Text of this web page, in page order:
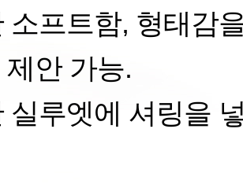
소프트함, 형태감
제안 가능.
실루엣에 셔링을